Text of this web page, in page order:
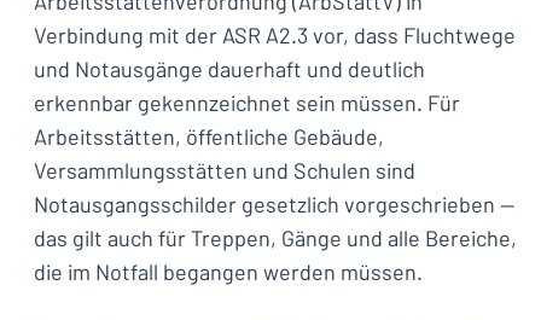
Verbindung mit der ASR A2.3 vor, dass Fluchtwege
und Notausgänge dauerhaft und deutlich
erkennbar gekennzeichnet sein müssen. Für
Arbeitsstätten, öffentliche Gebäude,
Versammlungsstätten und Schulen sind
Notausgangsschilder gesetzlich vorgeschrieben —
das gilt auch für Treppen, Gänge und alle Bereiche,
die im Notfall begangen werden müssen.